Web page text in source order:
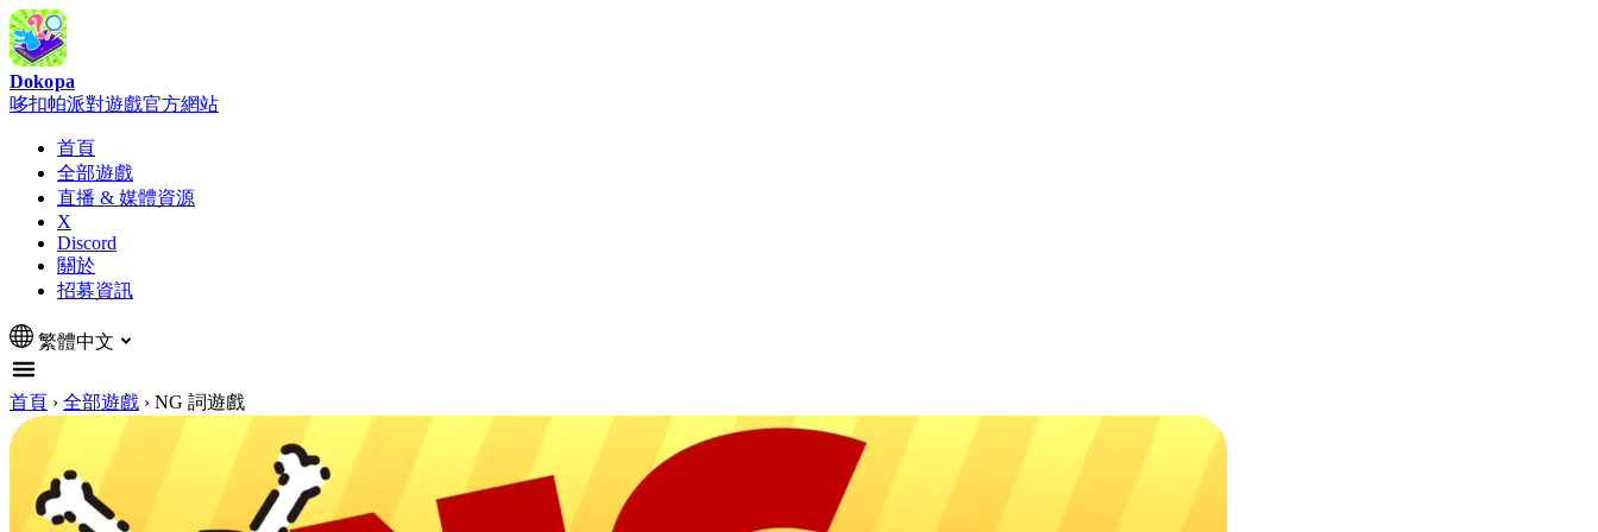
Dokopa
哆扣帕派對遊戲官方網站
首頁
全部遊戲
直播 & 媒體資源
X
Discord
關於
招募資訊
繁體中文
首頁 › 全部遊戲 › NG 詞遊戲